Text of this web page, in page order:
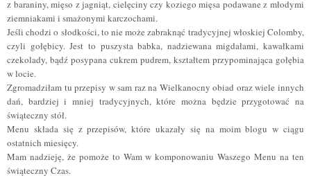
z baraniny, mięso z jagniąt, cielęciny czy koziego mięsa podawane z młodymi
ziemniakami i smażonymi karczochami.
Jeśli chodzi o słodkości, to nie może zabraknąć tradycyjnej włoskiej Colomby,
czyli gołębicy. Jest to puszysta babka, nadziewana migdałami, kawałkami
czekolady, bądź posypana cukrem pudrem, kształtem przypominająca gołębia
w locie.
Zgromadziłam tu przepisy w sam raz na Wielkanocny obiad oraz wiele innych
dań, bardziej i mniej tradycyjnych, które można będzie przygotować na
świąteczny stół.
Menu składa się z przepisów, które ukazały się na moim blogu w ciągu
ostatnich miesięcy.
Mam nadzieję, że pomoże to Wam w komponowaniu Waszego Menu na ten
świąteczny Czas.